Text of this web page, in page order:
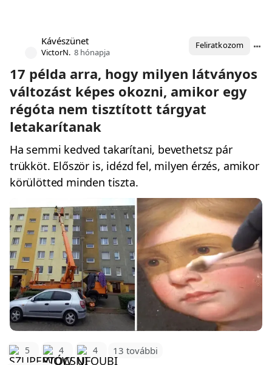
Kávészünet
VictorN. 8 hónapja
Feliratkozom
17 példa arra, hogy milyen látványos
változást képes okozni, amikor egy
régóta nem tisztított tárgyat
letakarítanak
Ha semmi kedved takarítani, bevethetsz pár
trükköt. Először is, idézd fel, milyen érzés, amikor
körülötted minden tiszta.
5 4 4 13 további